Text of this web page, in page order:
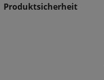
Produktsicherheit